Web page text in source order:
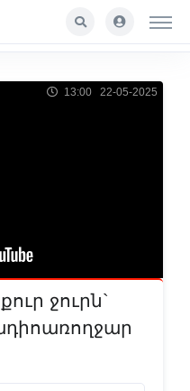
13:00 22-05-2025
ջուրն`